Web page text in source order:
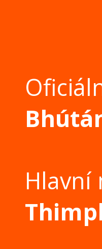
Hlavní